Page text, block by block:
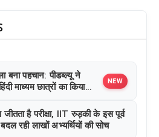
बना पहचान: पीडब्ल्यू ने
माध्यम छात्रों का किया
NEW
जीतता है परीक्षा, IIT रुड़की के इस पूर्व
रही लाखों अभ्यर्थियों की सोच